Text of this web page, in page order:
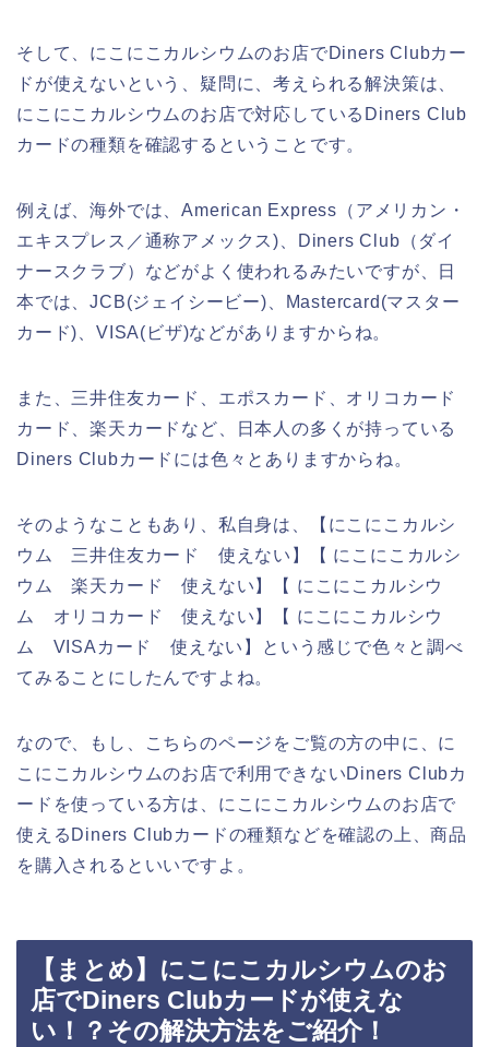
そして、にこにこカルシウムのお店でDiners Clubカー
ドが使えないという、疑問に、考えられる解決策は、
にこにこカルシウムのお店で対応しているDiners Club
カードの種類を確認するということです。
例えば、海外では、American Express（アメリカン・
エキスプレス／通称アメックス)、Diners Club（ダイ
ナースクラブ）などがよく使われるみたいですが、日
本では、JCB(ジェイシービー)、Mastercard(マスター
カード)、VISA(ビザ)などがありますからね。
また、三井住友カード、エポスカード、オリコカード
カード、楽天カードなど、日本人の多くが持っている
Diners Clubカードには色々とありますからね。
そのようなこともあり、私自身は、【にこにこカルシ
ウム 三井住友カード 使えない】【 にこにこカルシ
ウム 楽天カード 使えない】【 にこにこカルシウ
ム オリコカード 使えない】【 にこにこカルシウ
ム VISAカード 使えない】という感じで色々と調べ
てみることにしたんですよね。
なので、もし、こちらのページをご覧の方の中に、に
こにこカルシウムのお店で利用できないDiners Clubカ
ードを使っている方は、にこにこカルシウムのお店で
使えるDiners Clubカードの種類などを確認の上、商品
を購入されるといいですよ。
【まとめ】にこにこカルシウムのお
店でDiners Clubカードが使えな
い！？その解決方法をご紹介！